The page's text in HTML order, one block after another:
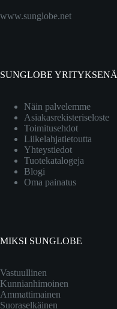
www.sunglobe.net
SUNGLOBE YRITYKSENÄ
Näin palvelemme
Asiakasrekisteriseloste
Toimitusehdot
Liikelahjatietoutta
Yhteystiedot
Tuotekatalogeja
Blogi
Oma painatus
MIKSI SUNGLOBE
Vastuullinen
Kunnianhimoinen
Ammattimainen
Suoraselkäinen